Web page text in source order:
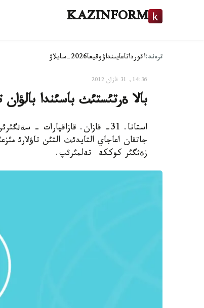
KAZINFORM
ترەند:اقورداتاعايىنداۋوقيعا2026-سايلاۋ
14:36, 31 قازان 2012
بالا ةرتئستئث باسئندا
استانا. 31- قازان. قازاقپارات -
جاتقان اعاجاي التايدئث التئن تاؤلارئ
زةثگئر كوككة تةلمئرئپ.